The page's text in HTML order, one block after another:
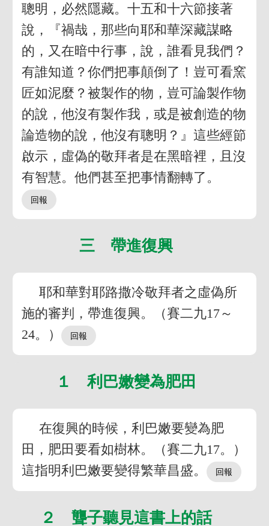
聰明，必然隱藏。十五和十六節接著
說，『禍哉，那些向耶和華深藏謀略
的，又在暗中行事，說，誰看見我們？
有誰知道？你們把事顛倒了！豈可看窯
匠如泥麼？被製作的物，豈可論製作物
的說，他沒有製作我，或是被創造的物
論造物的說，他沒有聰明？』這些經節
啟示，虛偽的敬拜者是在黑暗裡，且沒
有智慧。他們甚至把事情翻轉了。
三 帶進復興
耶和華對耶路撒冷敬拜者之虛偽所
施的審判，帶進復興。（賽二九17～
24。）
１ 利巴嫩變為肥田
在復興的時候，利巴嫩要變為肥
田，肥田要看如樹林。（賽二九17。）
這指明利巴嫩要變得繁華昌盛。
２ 聾子聽見這書上的話